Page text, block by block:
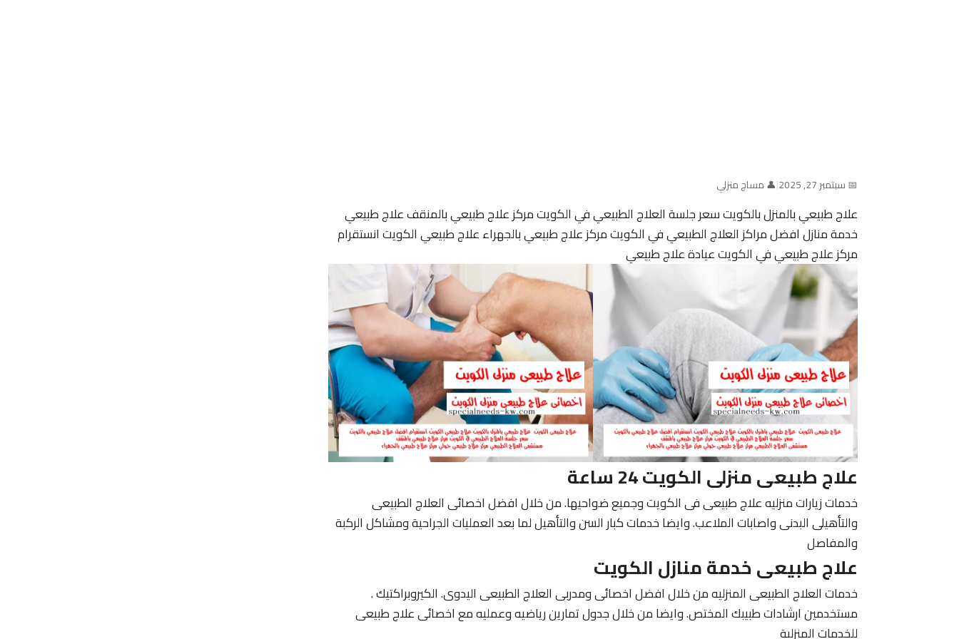
📅 سبتمبر 27, 2025 |👤 مساج منزلي
علاج طبيعي بالمنزل بالكويت سعر جلسة العلاج الطبيعي في الكويت مركز علاج طبيعي بالمنقف علاج طبيعي
خدمة منازل افضل مراكز العلاج الطبيعي في الكويت مركز علاج طبيعي بالجهراء علاج طبيعي الكويت انستقرام
مركز علاج طبيعي في الكويت عيادة علاج طبيعي
علاج طبيعى منزلى الكويت 24 ساعة
خدمات زيارات منزليه علاج طبيعى فى الكويت وجميع ضواحيها. من خلال افضل اخصائى العلاج الطبيعى
والتأهيلى البدنى واصابات الملاعب. وايضا خدمات كبار السن والتأهيل لما بعد العمليات الجراحية ومشاكل الركبة
والمفاصل
علاج طبيعى خدمة منازل الكويت
خدمات العلاج الطبيعى المنزليه من خلال افضل اخصائى ومدربى العلاج الطبيعى اليدوى. الكيروبراكتيك .
مستخدمين ارشادات طبيبك المختص. وايضا من خلال جدول تمارين رياضيه وعمليه مع اخصائى علاج طبيعى
للخدمات المنزلية